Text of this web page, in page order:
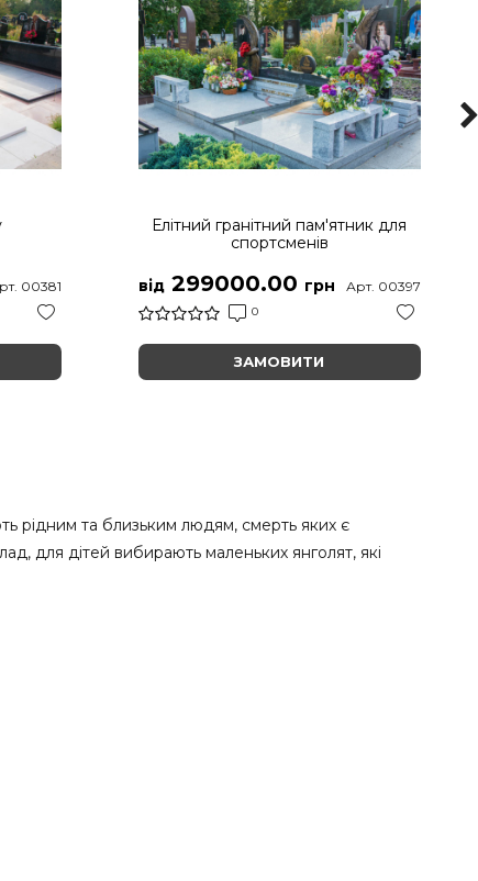
00381
Елітний гранітний пам'ятник для
спортсменів
від299000.00 грн
0
Арт. 00397
ЗАМОВИТИ
рідним та близьким людям, смерть яких є
для дітей вибирають маленьких янголят, які
оберегом, вартовим людської душі, головним